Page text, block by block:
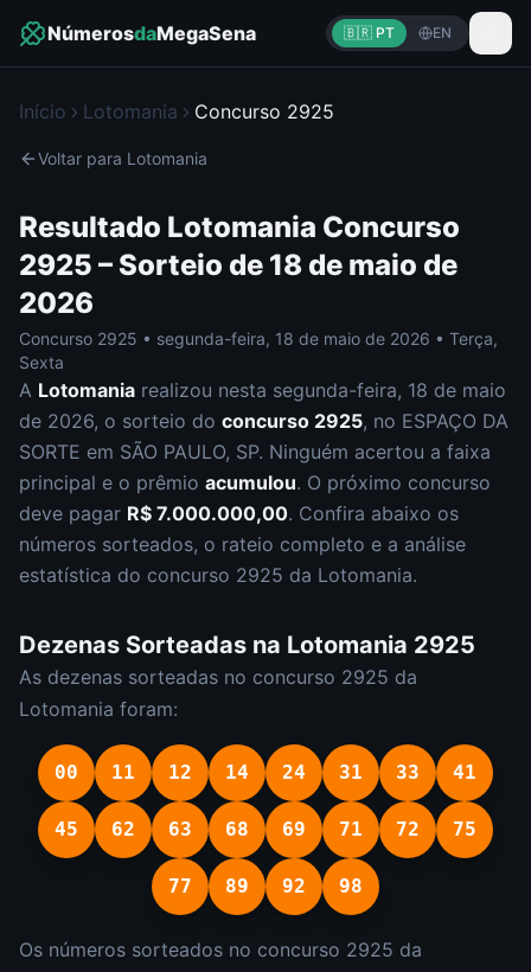
NúmerosdaMegaSena 🇧🇷 PT EN
Início Lotomania Concurso 2925
Voltar para Lotomania
Resultado Lotomania Concurso
2925 – Sorteio de 18 de maio de
2026
Concurso 2925 • segunda-feira, 18 de maio de 2026 • Terça,
Sexta
A Lotomania realizou nesta segunda-feira, 18 de maio
de 2026, o sorteio do concurso 2925, no ESPAÇO DA
SORTE em SÃO PAULO, SP. Ninguém acertou a faixa
principal e o prêmio acumulou. O próximo concurso
deve pagar R$ 7.000.000,00. Confira abaixo os
números sorteados, o rateio completo e a análise
estatística do concurso 2925 da Lotomania.
Dezenas Sorteadas na Lotomania 2925
As dezenas sorteadas no concurso 2925 da
Lotomania foram:
00 11 12 14 24 31 33 41
45 62 63 68 69 71 72 75
77 89 92 98
Os números sorteados no concurso 2925 da